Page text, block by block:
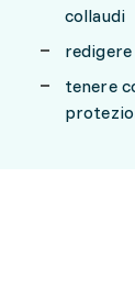
collaudi
tenere